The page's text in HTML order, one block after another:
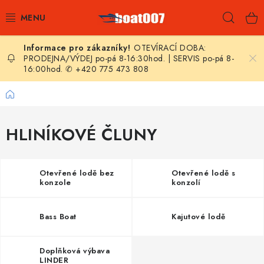
na
E-SHOP
AKČNÍ SLEVY
ZPRAVODAJ
KONTAKTY
OTEVÍRACÍ DOBA:
PRODEJNA/VÝDEJ po-pá 8-16:30hod. | SERVIS po-pá 8-
16:00hod. ✆ +420 775 473 808
Domů
HLINÍKOVÉ ČLUNY
Otevřené lodě bez
konzole
Otevřené lodě s
konzolí
Bass Boat Kajutové lodě
Doplňková výbava
LINDER